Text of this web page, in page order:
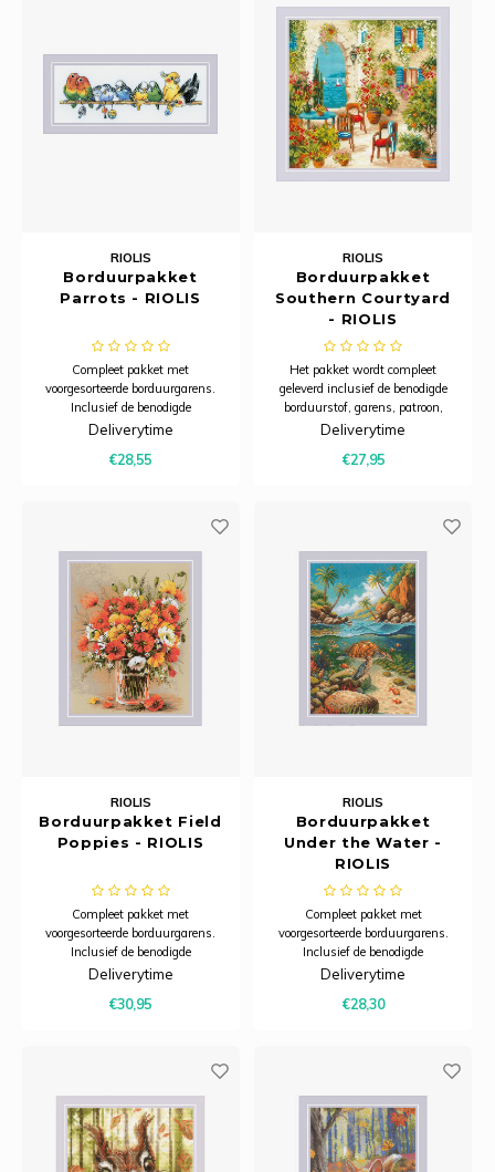
RIOLIS
Borduurpakket
Parrots - RIOLIS
Compleet pakket met
voorgesorteerde borduurgarens.
Inclusief de benodigde
borduurstof, garens, patroon,
Deliverytime
€28,55
RIOLIS
Borduurpakket
Southern Courtyard
- RIOLIS
Het pakket wordt compleet
geleverd inclusief de benodigde
borduurstof, garens, patroon,
naald en beschrijving.
Deliverytime
€27,95
RIOLIS
Borduurpakket Field
Poppies - RIOLIS
Compleet pakket met
voorgesorteerde borduurgarens.
Inclusief de benodigde
borduurstof, garens, patroon,
Deliverytime
€30,95
RIOLIS
Borduurpakket
Under the Water -
RIOLIS
Compleet pakket met
voorgesorteerde borduurgarens.
Inclusief de benodigde
borduurstof, garens, patroon,
Deliverytime
€28,30